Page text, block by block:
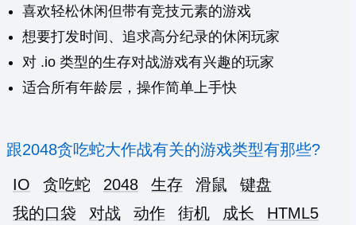
喜欢轻松休闲但带有竞技元素的游戏
想要打发时间、追求高分纪录的休闲玩家
对 .io 类型的生存对战游戏有兴趣的玩家
适合所有年龄层，操作简单上手快
跟2048贪吃蛇大作战有关的游戏类型有那些?
IO
贪吃蛇 2048 生存 滑鼠
键盘
我的口袋
对战 动作 街机 成长
HTML5